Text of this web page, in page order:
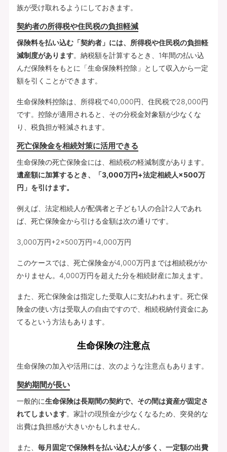
族が受け取れるようにしておきます。
契約者の所得税や住民税の負担軽減
保険料を払い込む「契約者」には、所得税や住民税の負担軽
減制度があります。納税額を計算するとき、1年間の払い込
んだ保険料をもとに「生命保険料控除」として収入から一定
額を引くことができます。
生命保険料控除は、所得税で40,000円、住民税で28,000円
です。控除が適用されると、その分税金対象額が少なくな
り、税負担が軽減されます。
死亡保険金を相続対策に活用できる
生命保険の死亡保険金には、相続税の軽減制度があります。
遺産額に加算するとき、「3,000万円+法定相続人×500万
円」を引けます。
例えば、法定相続人が配偶者と子ども1人の合計2人であれ
ば、死亡保険金から引ける金額は次の通りです。
3,000万円+2×500万円=4,000万円
このケースでは、死亡保険金が4,000万円までは相続税がか
かりません。4,000万円を超えた分を相続財産に加えます。
また、死亡保険金は指定した受取人に支払われます。死亡保
険金の使い方は受取人の自由ですので、相続税納付資金にあ
てるという方法もあります。
生命保険の注意点
生命保険の加入や活用には、次のような注意点もあります。
契約期間が長い
一般的に生命保険は長期間の契約で、その間は資産が固定さ
れてしまいます。家計の現預金が少なくなるため、突発的な
出費は負担感が大きいかもしれません。
また、 毎月固定で保険料を払い込む人が多く、一定額の出費